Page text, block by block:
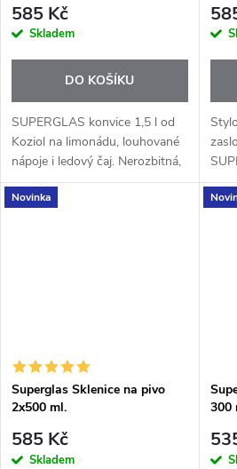
585 Kč
Skladem
DO KOŠÍKU
SUPERGLAS konvice 1,5 l od
Koziol na limonádu, louhované
nápoje i ledový čaj. Nerozbitná,
elegantní a ideální na letní
servírování.
jsou
Novinka
Superglas Sklenice na pivo
2x500 ml.
585 Kč
Skladem
300